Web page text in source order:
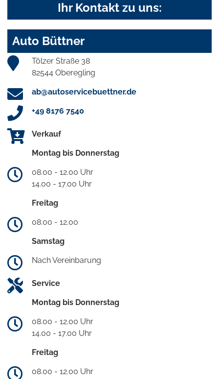
Ihr Kontakt zu uns:
Auto Büttner
Tölzer Straße 38
82544 Oberegling
ab@autoservicebuettner.de
+49 8176 7540
Verkauf
Montag bis Donnerstag
08.00 - 12.00 Uhr
14.00 - 17.00 Uhr
Freitag
08.00 - 12.00
Samstag
Nach Vereinbarung
Service
Montag bis Donnerstag
08.00 - 12.00 Uhr
14.00 - 17.00 Uhr
Freitag
08.00 - 12.00 Uhr